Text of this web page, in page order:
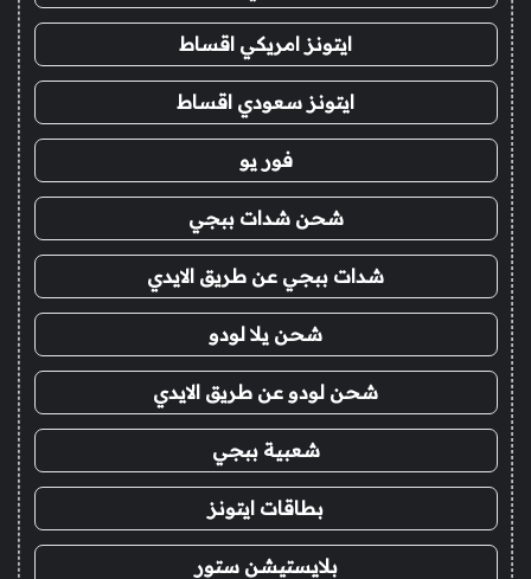
ايتونز امريكي اقساط
ايتونز سعودي اقساط
فور يو
شحن شدات ببجي
شدات ببجي عن طريق الايدي
شحن يلا لودو
شحن لودو عن طريق الايدي
شعبية ببجي
بطاقات ايتونز
بلايستيشن ستور